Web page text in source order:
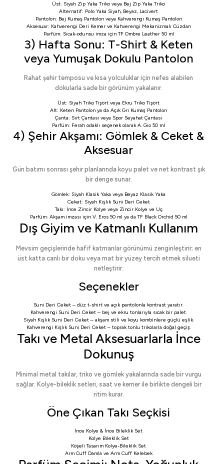
Üst: Siyah Zip Yaka Triko veya Bej Zip Yaka Triko
Alternatif: Polo Yaka Siyah, Beyaz, Lacivert
Pantolon: Bej Kumaş Pantolonveya Kahverengi Kumaş Pantolon
Aksesuar: Kahverengi Deri Kemerve Kahverengi Mekanizmalı Cüzdan
Parfüm: Sıcak-odunsu imza içinTF Ombre Leather 50 ml
3) Hafta Sonu: T-Shirt & Keten
veya Yumuşak Dokulu Pantolon
Rahat şehir temposu ve kısa yolculuklar için nefes alabilen
dokularla sade bir görünüm yakalanır.
Üst: Siyah Triko Tişört veya Ekru Triko Tişört
Alt: Keten Pantolon ya da Açık Gri Kumaş Pantolon
Çanta: Sırt Çantası veya Spor Seyahat Çantası
Parfüm: Ferah odaklı seçenek olarak A. Gio 50 ml
4) Şehir Akşamı: Gömlek & Ceket &
Aksesuar
Gün batımı sonrası şehir planlarında koyu palet ve net kontrast şık
bir denge sunar.
Gömlek: Siyah Klasik Yaka veya Beyaz Klasik Yaka
Ceket: Siyah Kışlık Suni Deri Ceket
Takı: İnce Zincir Kolye veya Zincir Kolye ve Uç
Parfüm: Akşam imzası için V. Eros 50 ml ya daTF Black Orchid 50 ml
Dış Giyim ve Katmanlı Kullanım
Mevsim geçişlerinde hafif katmanlar görünümü zenginleştirir; en
üst katta canlı bir doku veya mat bir yüzey tercih etmek silueti
netleştirir.
Seçenekler
Suni Deri Ceket – düz t-shirt ve açık pantolonla kontrast yaratır.
Kahverengi Suni Deri Ceket– bej ve ekru tonlarıyla sıcak bir palet.
Siyah Kışlık Suni Deri Ceket– akşam stili ve koyu kombinlere güçlü eşlik.
Kahverengi Kışlık Suni Deri Ceket– toprak tonlu trikolarla doğal geçiş.
Takı ve Metal Aksesuarlarla İnce
Dokunuş
Minimal metal takılar, triko ve gömlek yakalarında sade bir vurgu
sağlar. Kolye-bileklik setleri, saat ve kemer ile birlikte dengeli bir
ritim kurar.
Öne Çıkan Takı Seçkisi
İnce Kolye & İnce Bileklik Set
Kolye Bileklik Set
Köşeli Tasarım Kolye-Bileklik Set
Arm Cuff Damlave Arm Cuff Kelebek